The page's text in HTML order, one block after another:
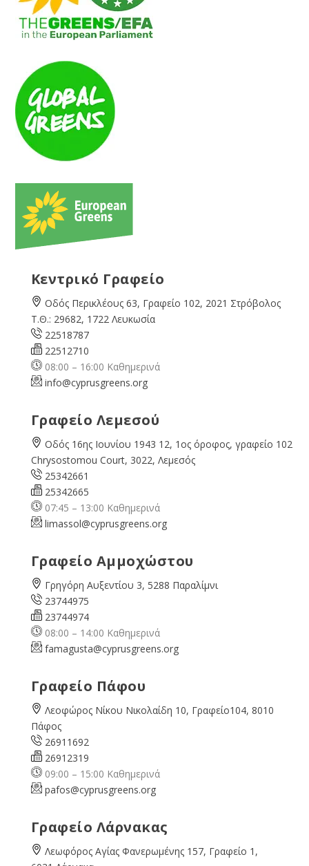
Κεντρικό Γραφείο
Οδός Περικλέους 63, Γραφείο 102, 2021 Στρόβολος
Τ.Θ.: 29682, 1722 Λευκωσία
22518787
22512710
08:00 – 16:00 Καθημερινά
info@cyprusgreens.org
Γραφείο Λεμεσού
Οδός 16ης Ιουνίου 1943 12, 1ος όροφος, γραφείο 102
Chrysostomou Court, 3022, Λεμεσός
25342661
25342665
07:45 – 13:00 Καθημερινά
limassol@cyprusgreens.org
Γραφείο Αμμοχώστου
Γρηγόρη Αυξεντίου 3, 5288 Παραλίμνι
23744975
23744974
08:00 – 14:00 Καθημερινά
famagusta@cyprusgreens.org
Γραφείο Πάφου
Λεοφώρος Νίκου Νικολαίδη 10, Γραφείο104, 8010
Πάφος
26911692
26912319
09:00 – 15:00 Καθημερινά
pafos@cyprusgreens.org
Γραφείο Λάρνακας
Λεωφόρος Αγίας Φανερωμένης 157, Γραφείο 1,